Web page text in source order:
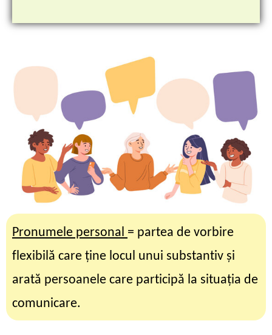
Pronumele personal = partea de vorbire
flexibilă care ține locul unui substantiv și
arată persoanele care participă la situația de
comunicare.